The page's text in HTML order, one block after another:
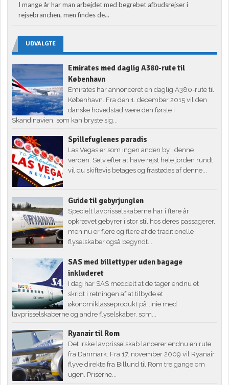
I mange år har man arbejdet med begrebet afbudsrejser i
rejsebranchen, men findes de...
UDVALGTE
Emirates med daglig A380-rute til
København
Emirates har annonceret en daglig A380-rute til
København. Fra den 1. december 2015 vil den
danske hovedstad være den første i
Skandinavien, som kan bryste sig...
Spillefuglenes paradis
Las Vegas er som ingen anden by i denne
verden. Selv efter at have rejst hele jorden rundt
vil du skiftevis betages og frastødes af denne...
Guide til gebyrjunglen
Specielt lavprisselskaberne har i flere år
opkrævet gebyrer i stor stil hos deres passagerer,
men nu er flere og flere af de traditionelle
flyselskaber også begyndt...
SAS med billettyper uden bagage
inkluderet
I dag har SAS meddelt at de tager endnu et
skridt i retningen af at tilbyde et
økonomiklasseprodukt på linie med
lavprisselskaberne og andre flyselskaber, som...
Ryanair til Rom
Det irske lavprisselskab lancerer endnu en rute
fra Danmark. Fra 17. november 2009 vil Ryanair
flyve direkte fra Billund til Rom tre gange om
ugen. Priserne...